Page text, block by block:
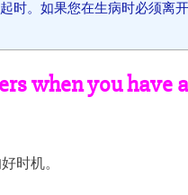
时。如果您在生病时必须离
when you have
时机。